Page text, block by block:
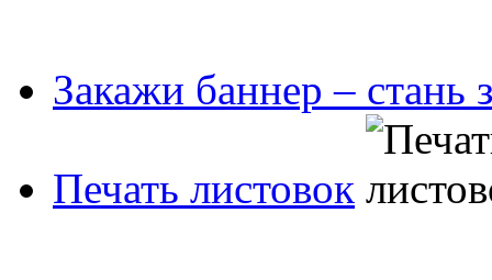
Закажи баннер – стань
Печать листовок